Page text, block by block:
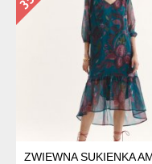
ZWIEWNA SUKIENKA